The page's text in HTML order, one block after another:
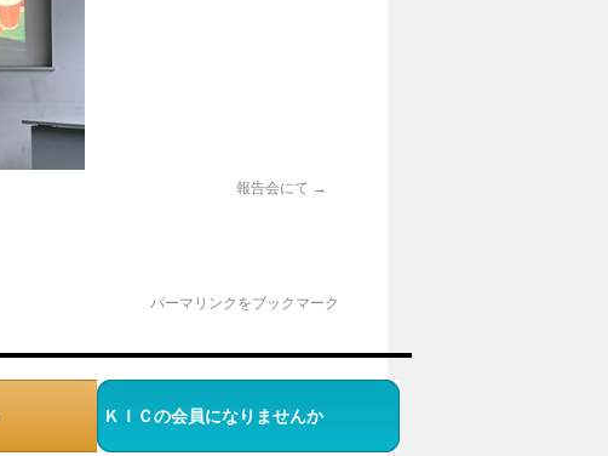
報告会にて
パーマリンク をブックマーク
ＫＩＣの会員になりませんか